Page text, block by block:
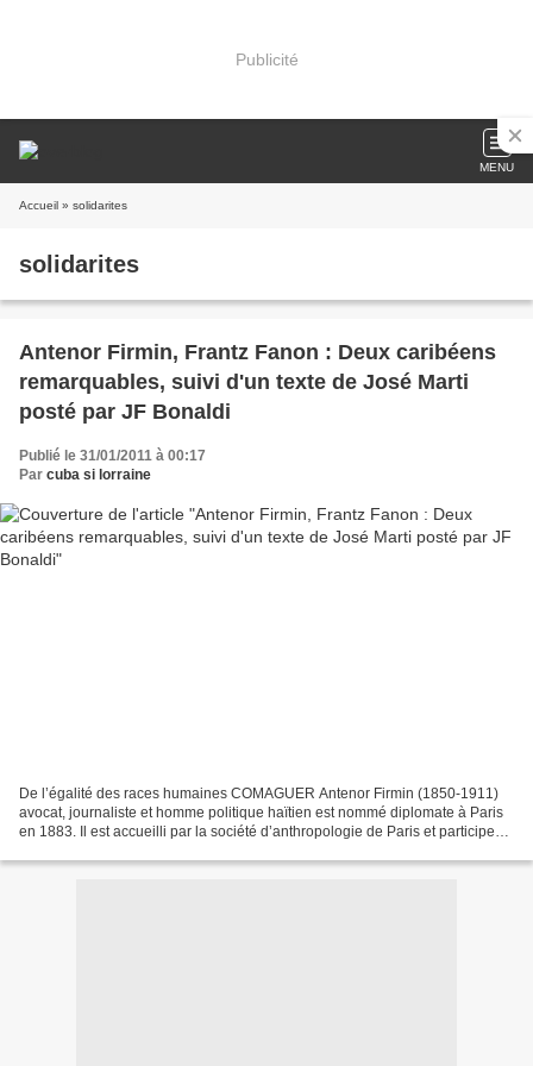
Publicité
MENU
Accueil » solidarites
solidarites
Antenor Firmin, Frantz Fanon : Deux caribéens
remarquables, suivi d'un texte de José Marti
posté par JF Bonaldi
Publié le 31/01/2011 à 00:17
Par cuba si lorraine
De l’égalité des races humaines COMAGUER Antenor Firmin (1850-1911)
avocat, journaliste et homme politique haïtien est nommé diplomate à Paris
en 1883. Il est accueilli par la société d’anthropologie de Paris et participe